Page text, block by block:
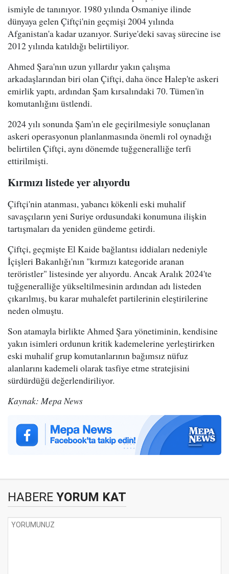
ismiyle de tanınıyor. 1980 yılında Osmaniye ilinde
dünyaya gelen Çiftçi'nin geçmişi 2004 yılında
Afganistan'a kadar uzanıyor. Suriye'deki savaş sürecine ise
2012 yılında katıldığı belirtiliyor.
Ahmed Şara'nın uzun yıllardır yakın çalışma
arkadaşlarından biri olan Çiftçi, daha önce Halep'te askeri
emirlik yaptı, ardından Şam kırsalındaki 70. Tümen'in
komutanlığını üstlendi.
2024 yılı sonunda Şam'ın ele geçirilmesiyle sonuçlanan
askeri operasyonun planlanmasında önemli rol oynadığı
belirtilen Çiftçi, aynı dönemde tuğgeneralliğe terfi
ettirilmişti.
Kırmızı listede yer alıyordu
Çiftçi'nin atanması, yabancı kökenli eski muhalif
savaşçıların yeni Suriye ordusundaki konumuna ilişkin
tartışmaları da yeniden gündeme getirdi.
Çiftçi, geçmişte El Kaide bağlantısı iddiaları nedeniyle
İçişleri Bakanlığı'nın "kırmızı kategoride aranan
teröristler" listesinde yer alıyordu. Ancak Aralık 2024'te
tuğgeneralliğe yükseltilmesinin ardından adı listeden
çıkarılmış, bu karar muhalefet partilerinin eleştirilerine
neden olmuştu.
Son atamayla birlikte Ahmed Şara yönetiminin, kendisine
yakın isimleri ordunun kritik kademelerine yerleştirirken
eski muhalif grup komutanlarının bağımsız nüfuz
alanlarını kademeli olarak tasfiye etme stratejisini
sürdürdüğü değerlendiriliyor.
Kaynak: Mepa News
HABERE YORUM KAT